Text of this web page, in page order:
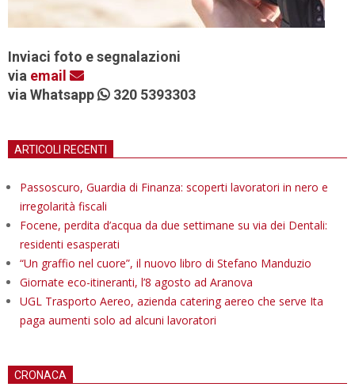
Inviaci foto e segnalazioni
via email
via Whatsapp
320 5393303
ARTICOLI RECENTI
Passoscuro, Guardia di Finanza: scoperti lavoratori in nero e
irregolarità fiscali
Focene, perdita d’acqua da due settimane su via dei Dentali:
residenti esasperati
“Un graffio nel cuore”, il nuovo libro di Stefano Manduzio
Giornate eco-itineranti, l’8 agosto ad Aranova
UGL Trasporto Aereo, azienda catering aereo che serve Ita
paga aumenti solo ad alcuni lavoratori
CRONACA